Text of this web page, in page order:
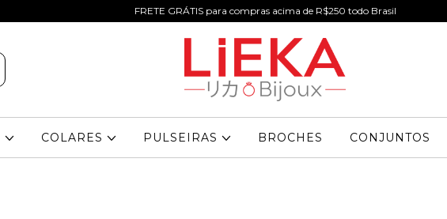
FRETE GRÁTIS para compras acima de R$250 todo Brasil
COLARES PULSEIRAS BROCHES CONJUNTOS